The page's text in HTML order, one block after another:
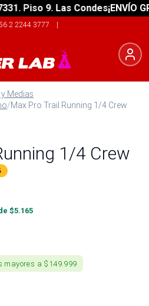
Piso 9. Las Condes¡ENVÍO
2 2244 3777 |
Medias
/Max Pro Trail Running 1/4 Crew
1/4 Crew
$5.165
a $149.999